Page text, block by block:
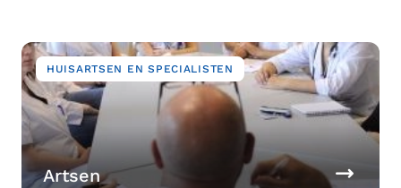
HUISARTSEN EN SPECIALISTEN
Artsen
Image